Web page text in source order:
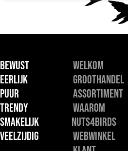
BEWUST
EERLIJK
PUUR
TRENDY
SMAKELIJK
VEELZIJDIG
Welkom
Groothandel
Assortiment
Waarom
Nuts4Birds
Webwinkel
Klant